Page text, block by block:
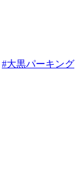
#大黒パーキング